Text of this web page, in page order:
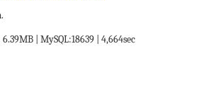
| MySQL:18639 | 4,664sec